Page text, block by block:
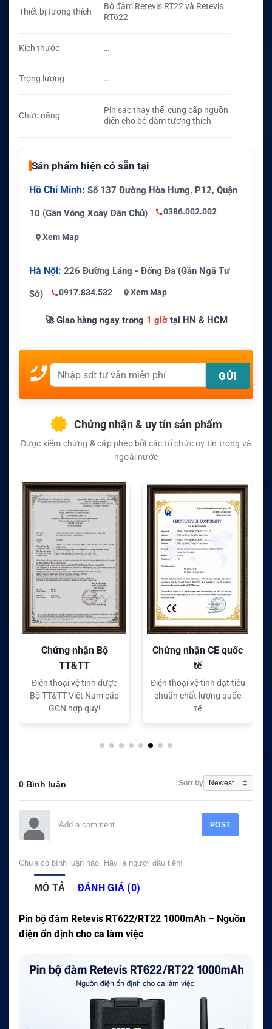
Thiết bị tương thích
Bộ đàm Retevis RT22 và Retevis
RT622
Kích thước …
Trọng lượng …
Chức năng
Pin sạc thay thế, cung cấp nguồn
điện cho bộ đàm tương thích
Sản phẩm hiện có sẵn tại
Hồ Chí Minh: Số 137 Đường Hòa Hưng, P12, Quận
10 (Gần Vòng Xoay Dân Chủ) 0386.002.002
Xem Map
Hà Nội: 226 Đường Láng - Đống Đa (Gần Ngã Tư
Sở) 0917.834.532 Xem Map
🚀 Giao hàng ngay trong 1 giờtại HN & HCM
Chứng nhận & uy tín sản phẩm
Được kiểm chứng & cấp phép bởi các tổ chức uy tín trong và
ngoài nước
Chứng nhận CE quốc
tế
Điện thoại vệ tinh đạt tiêu
chuẩn chất lượng quốc
tế
Chứng nhận FC quốc
tế
Điện thoại vệ tinh đạt tiêu
chuẩn chất lượng quốc
tế
0 Bình luận Sort by
POST
Chưa có bình luận nào. Hãy là người đầu tiên!
MÔ TẢ ĐÁNH GIÁ (0)
Pin bộ đàm Retevis RT622/RT22 1000mAh – Nguồn
điện ổn định cho ca làm việc